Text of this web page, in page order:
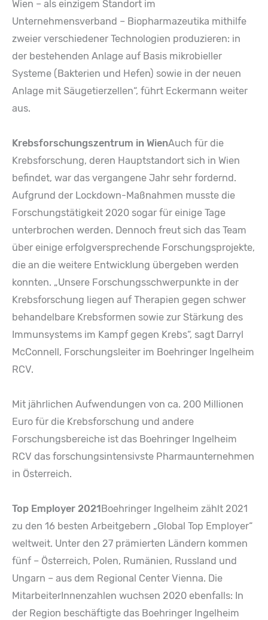
Wien – als einzigem Standort im
Unternehmensverband – Biopharmazeutika mithilfe
zweier verschiedener Technologien produzieren: in
der bestehenden Anlage auf Basis mikrobieller
Systeme (Bakterien und Hefen) sowie in der neuen
Anlage mit Säugetierzellen“, führt Eckermann weiter
aus.
Krebsforschungszentrum in WienAuch für die
Krebsforschung, deren Hauptstandort sich in Wien
befindet, war das vergangene Jahr sehr fordernd.
Aufgrund der Lockdown-Maßnahmen musste die
Forschungstätigkeit 2020 sogar für einige Tage
unterbrochen werden. Dennoch freut sich das Team
über einige erfolgversprechende Forschungsprojekte,
die an die weitere Entwicklung übergeben werden
konnten. „Unsere Forschungsschwerpunkte in der
Krebsforschung liegen auf Therapien gegen schwer
behandelbare Krebsformen sowie zur Stärkung des
Immunsystems im Kampf gegen Krebs“, sagt Darryl
McConnell, Forschungsleiter im Boehringer Ingelheim
RCV.
Mit jährlichen Aufwendungen von ca. 200 Millionen
Euro für die Krebsforschung und andere
Forschungsbereiche ist das Boehringer Ingelheim
RCV das forschungsintensivste Pharmaunternehmen
in Österreich.
Top Employer 2021Boehringer Ingelheim zählt 2021
zu den 16 besten Arbeitgebern „Global Top Employer“
weltweit. Unter den 27 prämierten Ländern kommen
fünf – Österreich, Polen, Rumänien, Russland und
Ungarn – aus dem Regional Center Vienna. Die
MitarbeiterInnenzahlen wuchsen 2020 ebenfalls: In
der Region beschäftigte das Boehringer Ingelheim